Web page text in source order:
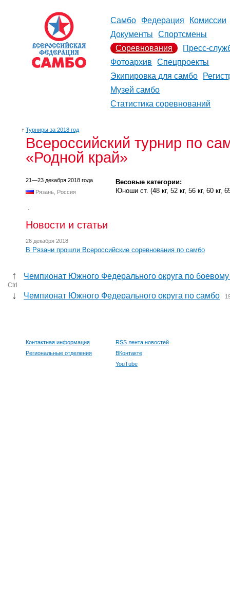
Самбо Федерация
Комиссии
Документы
Спортсмены
Соревнования
Пресс-
Фотоархив
Спецпроекты
Экипировка для самбо
Музей самбо
Статистика соревнований
↑ Турниры за 2018 год
Всероссийский турнир по
«Родной край»
21—23 декабря 2018 года
Рязань, Россия
Весовые категории:
Юноши ст. (48 кг, 52 кг, 56 кг, 60 кг,
.
Новости и статьи
26 декабря 2018
В Рязани прошли Всероссийские соревнования по самбо
↑ Чемпионат Южного Федерального округа по
Ctrl
↓ Чемпионат Южного Федерального округа по самбо
Контактная информация
Региональные отделения
RSS лента новостей
ВКонтакте
YouTube